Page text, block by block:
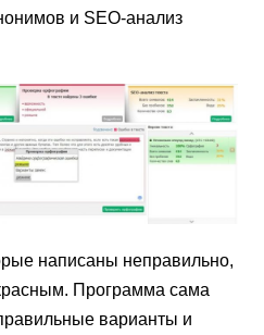
и SEO-анализ
написаны неправильно,
Программа сама
варианты и